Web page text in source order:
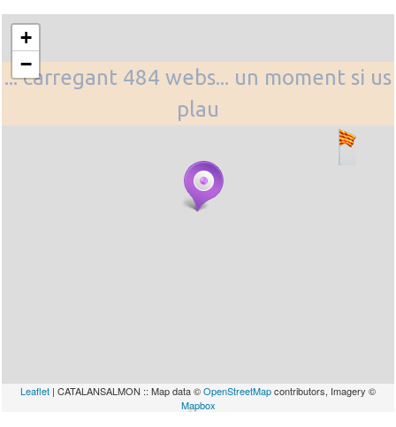
... carregant 484 webs... un moment si us
plau
+
−
Leaflet | CATALANSALMON :: Map data ©OpenStreetMapcontributors, Imagery ©
Mapbox